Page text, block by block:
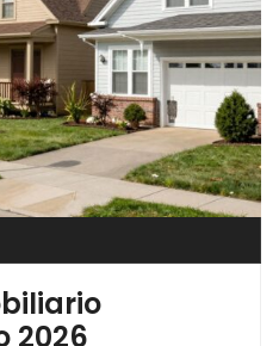
2026